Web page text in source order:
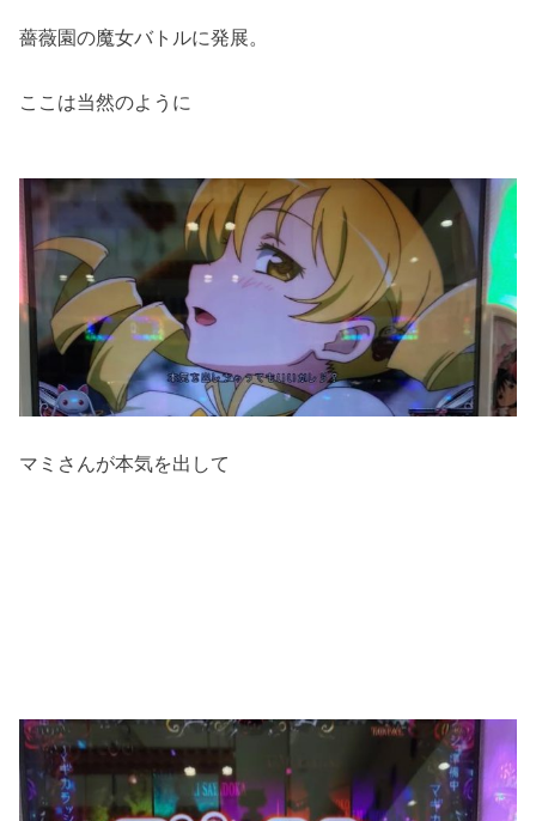
薔薇園の魔女バトルに発展。
ここは当然のように
マミさんが本気を出して